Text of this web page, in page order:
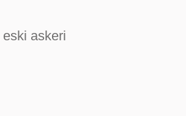
eski askeri